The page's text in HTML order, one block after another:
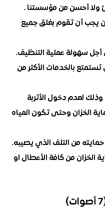
من مؤسستنا .
تقوم بغلق جميع
عملية التنظيف.
الأكثر من
دخول الأتربة
وحتى تكون المياه
التلف الذي يصيبه.
من كافة الأعطال او